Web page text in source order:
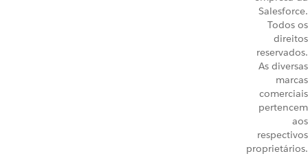
Salesforce.
Todos os
direitos
reservados.
As diversas
marcas
comerciais
pertencem
aos
respectivos
proprietários.